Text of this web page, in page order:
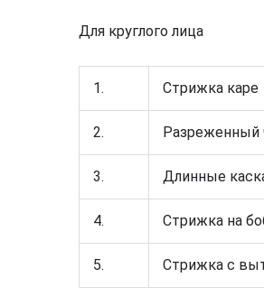
Для круглого лица
1. Стрижка каре
2. Разреженный
3. Длинные
4. Стрижка на
5. Стрижка с